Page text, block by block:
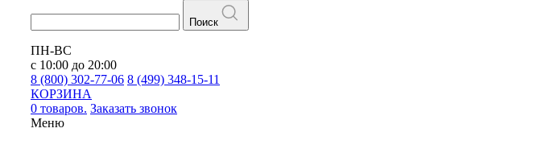
Поиск
ПН-ВС
с 10:00 до 20:00
8 (800) 302-77-06 8 (499) 348-15-11
КОРЗИНА
0 товаров. Заказать звонок
Меню